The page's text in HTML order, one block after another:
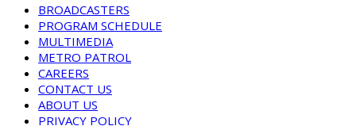
BROADCASTERS
PROGRAM SCHEDULE
MULTIMEDIA
METRO PATROL
CAREERS
CONTACT US
ABOUT US
PRIVACY POLICY